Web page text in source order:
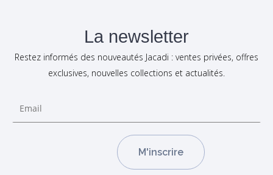
La newsletter
Restez informés des nouveautés Jacadi : ventes privées, offres
exclusives, nouvelles collections et actualités.